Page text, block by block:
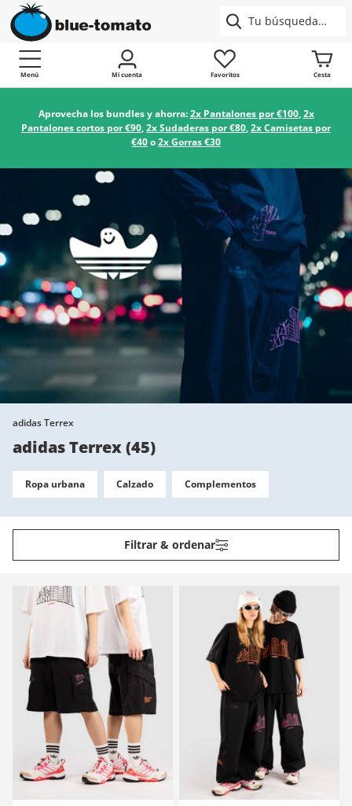
Menú Mi cuenta Favoritos Cesta
Aprovecha los bundles y ahorra:2x Pantalones por €100,2x
Pantalones cortos por €90,2x Sudaderas por €80,2x Camisetas por
€40o2x Gorras €30
adidas Terrex
adidas Terrex(45)
Ropa urbana Calzado Complementos
Filtrar & ordenar